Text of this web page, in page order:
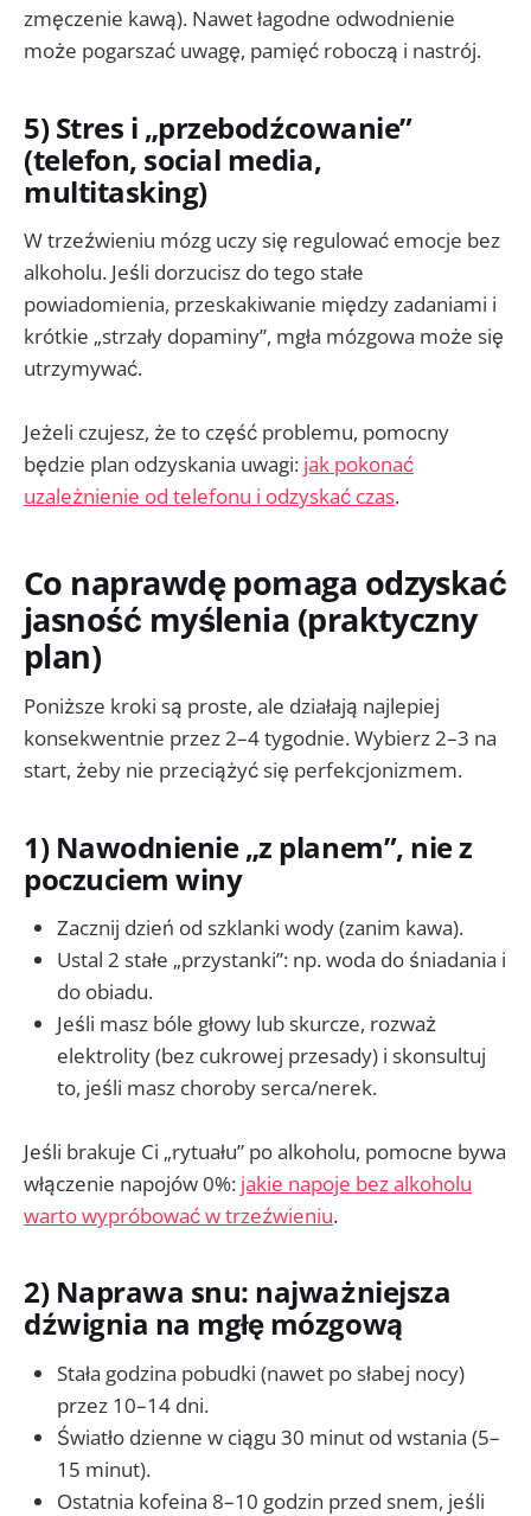
zmęczenie kawą). Nawet łagodne odwodnienie
może pogarszać uwagę, pamięć roboczą i nastrój.
5) Stres i „przebodźcowanie”
(telefon, social media,
multitasking)
W trzeźwieniu mózg uczy się regulować emocje bez
alkoholu. Jeśli dorzucisz do tego stałe
powiadomienia, przeskakiwanie między zadaniami i
krótkie „strzały dopaminy”, mgła mózgowa może się
utrzymywać.
Jeżeli czujesz, że to część problemu, pomocny
będzie plan odzyskania uwagi: jak pokonać
uzależnienie od telefonu i odzyskać czas.
Co naprawdę pomaga odzyskać
jasność myślenia (praktyczny
plan)
Poniższe kroki są proste, ale działają najlepiej
konsekwentnie przez 2–4 tygodnie. Wybierz 2–3 na
start, żeby nie przeciążyć się perfekcjonizmem.
1) Nawodnienie „z planem”, nie z
poczuciem winy
Zacznij dzień od szklanki wody (zanim kawa).
Ustal 2 stałe „przystanki”: np. woda do śniadania i
do obiadu.
Jeśli masz bóle głowy lub skurcze, rozważ
elektrolity (bez cukrowej przesady) i skonsultuj
to, jeśli masz choroby serca/nerek.
Jeśli brakuje Ci „rytuału” po alkoholu, pomocne bywa
włączenie napojów 0%: jakie napoje bez alkoholu
warto wypróbować w trzeźwieniu.
2) Naprawa snu: najważniejsza
dźwignia na mgłę mózgową
Stała godzina pobudki (nawet po słabej nocy)
przez 10–14 dni.
Światło dzienne w ciągu 30 minut od wstania (5–
15 minut).
Ostatnia kofeina 8–10 godzin przed snem, jeśli